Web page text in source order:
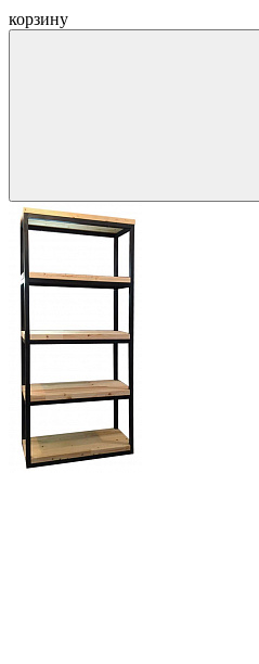
корзину